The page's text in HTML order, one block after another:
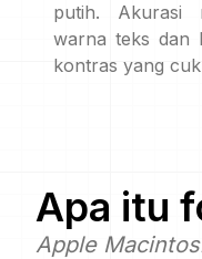
putih. Akurasi
warna teks dan
kontras yang
Apa itu
Apple